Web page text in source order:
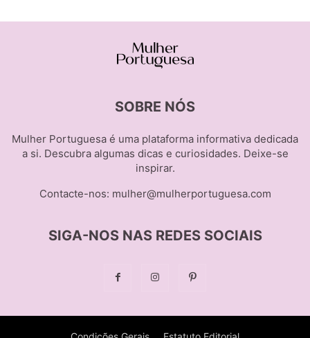
SOBRE NÓS
Mulher Portuguesa é uma plataforma informativa dedicada
a si. Descubra algumas dicas e curiosidades. Deixe-se
inspirar.
Contacte-nos: mulher@mulherportuguesa.com
SIGA-NOS NAS REDES SOCIAIS